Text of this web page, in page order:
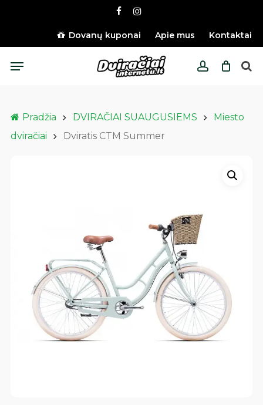
content
facebookinstagram
Dovanų kuponai Apie mus Kontaktai
account
Menu
Pradžia DVIRAČIAI SUAUGUSIEMS
Miesto
dviračiai
Dviratis CTM Summer